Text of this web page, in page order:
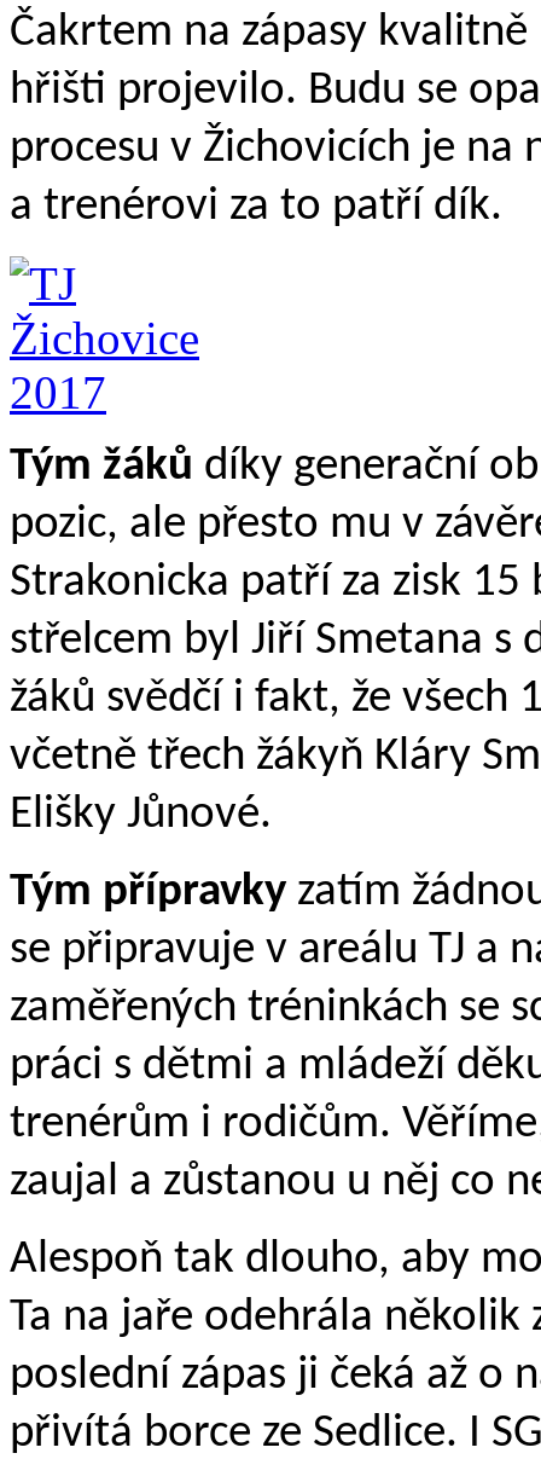
Čakrtem na zápasy
hřišti projevilo. Budu se
procesu v Žichovicích je
a trenérovi za to patří dík.
Tým žáků díky generační
pozic, ale přesto mu v
Strakonicka patří za zisk
střelcem byl Jiří Smetana s
žáků svědčí i fakt, že všech
včetně třech žákyň Kláry
Elišky Jůnové.
Tým přípravkyzatím
se připravuje v areálu TJ a
zaměřených tréninkách se
práci s dětmi a mládeží
trenérům i rodičům.
zaujal a zůstanou u něj co
Alespoň tak dlouho, aby
Ta na jaře odehrála několik
poslední zápas ji čeká až o
přivítá borce ze Sedlice. I